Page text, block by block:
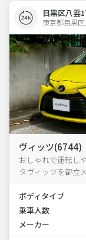
目黒区八雲
東京都目黒
ヴィッツ(6744)
おしゃれで運転し
タヴィッツを都立
ボディタイプ
乗車人数
メーカー